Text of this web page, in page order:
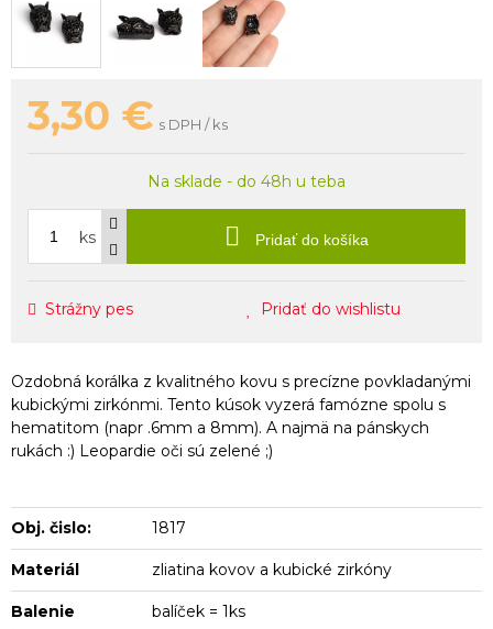
3,30 € s DPH / ks
Na sklade - do 48h u teba
ks Pridať do košíka
Strážny pes Pridať do wishlistu
Ozdobná korálka z kvalitného kovu s precízne povkladanými
kubickými zirkónmi. Tento kúsok vyzerá famózne spolu s
hematitom (napr .6mm a 8mm). A najmä na pánskych
rukách :) Leopardie oči sú zelené ;)
Obj. čislo: 1817
Materiál zliatina kovov a kubické zirkóny
Balenie balíček = 1ks